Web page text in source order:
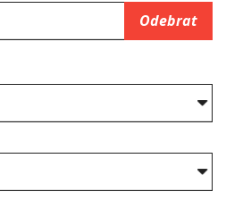
Odebrat